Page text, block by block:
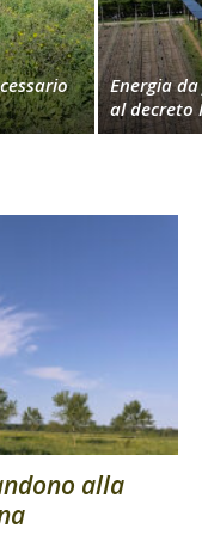
Energia
al decreto
alla